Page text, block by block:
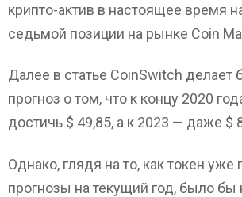
крипто-актив в настоящее время
седьмой позиции на рынке Coin
Далее в статье CoinSwitch делает
прогноз о том, что к концу 2020
достичь $ 49,85, а к 2023 — даже $
Однако, глядя на то, как токен уже
прогнозы на текущий год, было бы